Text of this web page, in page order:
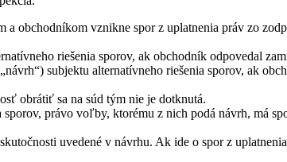
obchodníkom vznikne spor z uplatnenia práv zo
riešenia sporov, ak obchodník odpovedal
subjektu alternatívneho riešenia sporov, ak
obrátiť sa na súd tým nie je dotknutá.
právo voľby, ktorému z nich podá návrh, má
uvedené v návrhu. Ak ide o spor z